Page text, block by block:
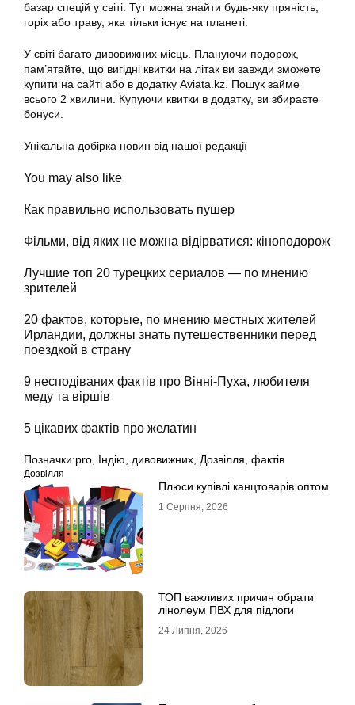
базар спецій у світі. Тут можна знайти будь-яку пряність,
горіх або траву, яка тільки існує на планеті.
У світі багато дивовижних місць. Плануючи подорож,
пам’ятайте, що вигідні квитки на літак ви завжди зможете
купити на сайті або в додатку Aviata.kz. Пошук займе
всього 2 хвилини. Купуючи квитки в додатку, ви збираєте
бонуси.
Унікальна добірка новин від нашої редакції
You may also like
Как правильно использовать пушер
Фільми, від яких не можна відірватися: кіноподорож
Лучшие топ 20 турецких сериалов — по мнению
зрителей
20 фактов, которые, по мнению местных жителей
Ирландии, должны знать путешественники перед
поездкой в страну
9 несподіваних фактів про Вінні-Пуха, любителя
меду та віршів
5 цікавих фактів про желатин
Позначки:pro, Індію, дивовижних, Дозвілля, фактів
Дозвілля
Плюси купівлі канцтоварів оптом
1 Серпня, 2026
ТОП важливих причин обрати
лінолеум ПВХ для підлоги
24 Липня, 2026